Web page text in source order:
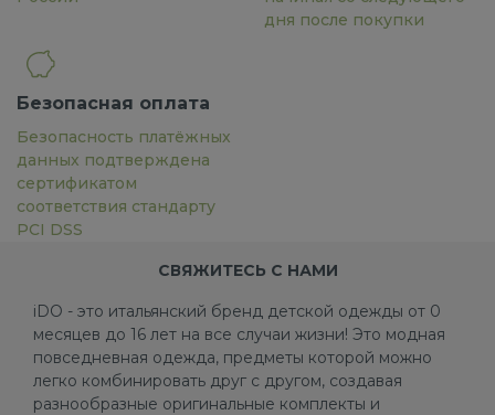
дня после покупки
Безопасная оплата
Безопасность платёжных
данных подтверждена
сертификатом
соответствия стандарту
PCI DSS
СВЯЖИТЕСЬ С НАМИ
iDO - это итальянский бренд детской одежды от 0
месяцев до 16 лет на все случаи жизни! Это модная
повседневная одежда, предметы которой можно
легко комбинировать друг с другом, создавая
разнообразные оригинальные комплекты и